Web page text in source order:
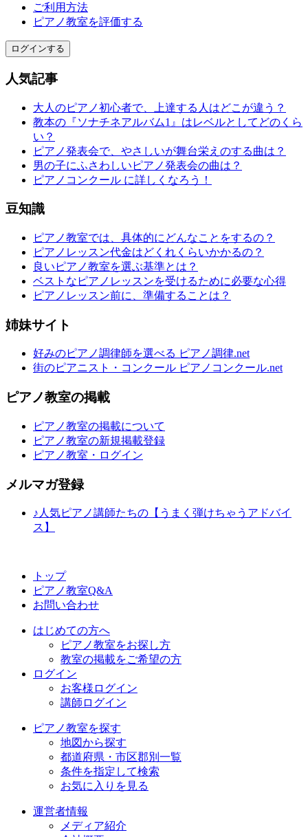
ご利用方法
ピアノ教室を評価する
ログインする
人気記事
大人のピアノ初心者で、上達する人はどこが違う？
教本の『ソナチネアルバム1』はレベルとしてどのくら
い？
ピアノ発表会で、やさしいが舞台栄えのする曲は？
男の子にふさわしいピアノ発表会の曲は？
ピアノコンクール に詳しくなろう！
豆知識
ピアノ教室では、具体的にどんなことをするの？
ピアノレッスン代金はどくれくらいかかるの？
良いピアノ教室を選ぶ基準とは？
ベストなピアノレッスンを受けるために必要な心得
ピアノレッスン前に、準備することは？
姉妹サイト
好みのピアノ調律師を選べる ピアノ調律.net
街のピアニスト・コンクール ピアノコンクール.net
ピアノ教室の掲載
ピアノ教室の掲載について
ピアノ教室の新規掲載登録
ピアノ教室・ログイン
メルマガ登録
♪人気ピアノ講師たちの【うまく弾けちゃうアドバイ
ス】
トップ
ピアノ教室Q&A
お問い合わせ
はじめての方へ
ピアノ教室をお探し方
教室の掲載をご希望の方
ログイン
お客様ログイン
講師ログイン
ピアノ教室を探す
地図から探す
都道府県・市区郡別一覧
条件を指定して検索
お気に入りを見る
運営者情報
メディア紹介